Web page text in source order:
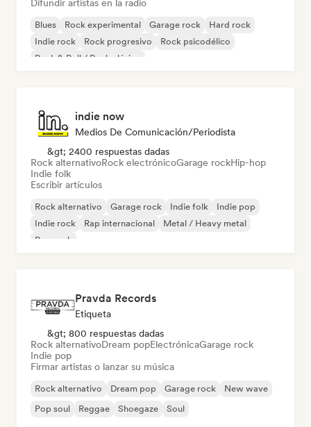
Difundir artistas en la radio
Blues Rock experimental Garage rock
Hard rock
Indie rock
Rock progresivo
Rock psicodélico
Rock & Roll / Rock clásico
indie now
Medios De Comunicación/Periodista
&gt; 2400 respuestas dadas
Rock alternativoRock electrónicoGarage rockHip-hop
Indie folk
Escribir artículos
Rock alternativo Garage rock Indie folk
Indie pop
Indie rock
Rap internacional
Metal / Heavy metal
Pop rock
Pravda Records
Etiqueta
&gt; 800 respuestas dadas
Rock alternativoDream popElectrónicaGarage rock
Indie pop
Firmar artistas o lanzar su música
Rock alternativo Dream pop Garage rock
New wave
Pop soul
Reggae Shoegaze Soul